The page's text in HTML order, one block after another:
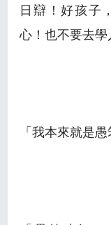
日辯！好孩子
心！也不要去學
「我本來就是